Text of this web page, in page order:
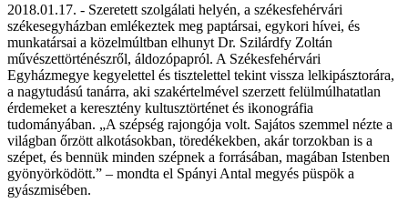
2018.01.17. - Szeretett szolgálati helyén, a székesfehérvári
székesegyházban emlékeztek meg paptársai, egykori hívei, és
munkatársai a közelmúltban elhunyt Dr. Szilárdfy Zoltán
művészettörténészről, áldozópapról. A Székesfehérvári
Egyházmegye kegyelettel és tisztelettel tekint vissza lelkipásztorára,
a nagytudású tanárra, aki szakértelmével szerzett felülmúlhatatlan
érdemeket a keresztény kultusztörténet és ikonográfia
tudományában. „A szépség rajongója volt. Sajátos szemmel nézte a
világban őrzött alkotásokban, töredékekben, akár torzokban is a
szépet, és bennük minden szépnek a forrásában, magában Istenben
gyönyörködött.” – mondta el Spányi Antal megyés püspök a
gyászmisében.